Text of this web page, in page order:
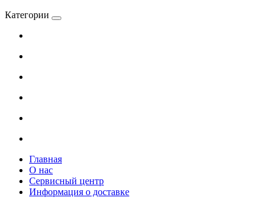
Категории
Главная
О нас
Сервисный центр
Информация о доставке